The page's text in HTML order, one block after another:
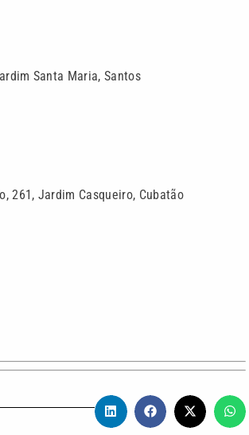
Santa Maria, Santos
261, Jardim Casqueiro, Cubatão